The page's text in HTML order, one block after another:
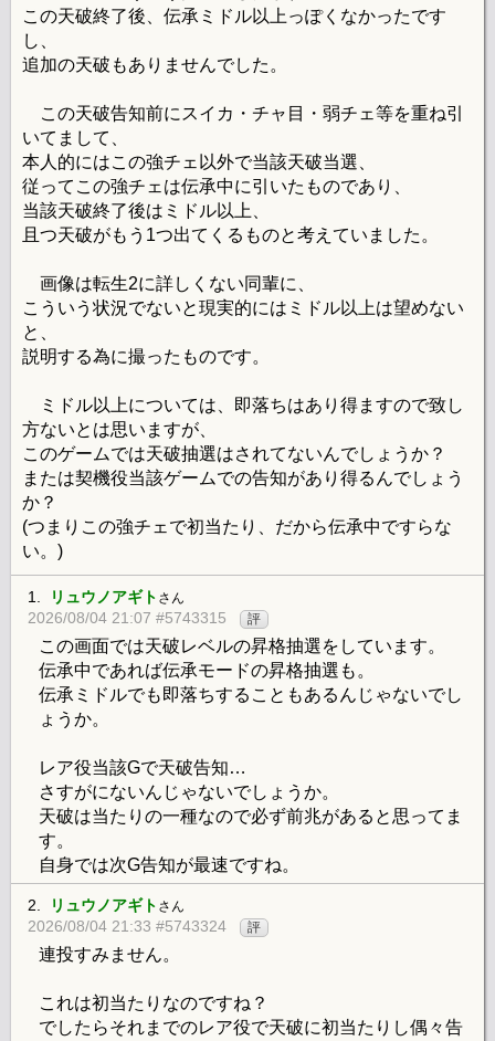
この天破終了後、伝承ミドル以上っぽくなかったです
し、
追加の天破もありませんでした。
この天破告知前にスイカ・チャ目・弱チェ等を重ね引
いてまして、
本人的にはこの強チェ以外で当該天破当選、
従ってこの強チェは伝承中に引いたものであり、
当該天破終了後はミドル以上、
且つ天破がもう1つ出てくるものと考えていました。
画像は転生2に詳しくない同輩に、
こういう状況でないと現実的にはミドル以上は望めない
と、
説明する為に撮ったものです。
ミドル以上については、即落ちはあり得ますので致し
方ないとは思いますが、
このゲームでは天破抽選はされてないんでしょうか？
または契機役当該ゲームでの告知があり得るんでしょう
か？
(つまりこの強チェで初当たり、だから伝承中ですらな
い。)
1. リュウノアギト さん
2026/08/04 21:07 #5743315 評
この画面では天破レベルの昇格抽選をしています。
伝承中であれば伝承モードの昇格抽選も。
伝承ミドルでも即落ちすることもあるんじゃないでし
ょうか。
レア役当該Gで天破告知…
さすがにないんじゃないでしょうか。
天破は当たりの一種なので必ず前兆があると思ってま
す。
自身では次G告知が最速ですね。
2. リュウノアギト さん
2026/08/04 21:33 #5743324 評
連投すみません。
これは初当たりなのですね？
でしたらそれまでのレア役で天破に初当たりし偶々告